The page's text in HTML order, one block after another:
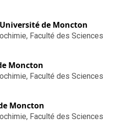
Université de Moncton
Faculté des Sciences
Moncton
Faculté des Sciences
Moncton
Faculté des Sciences